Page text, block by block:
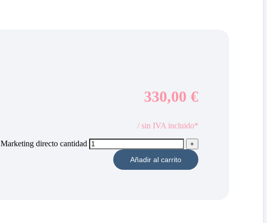
330,00 €
/ sin IVA incluido*
Marketing directo cantidad
Añadir al carrito